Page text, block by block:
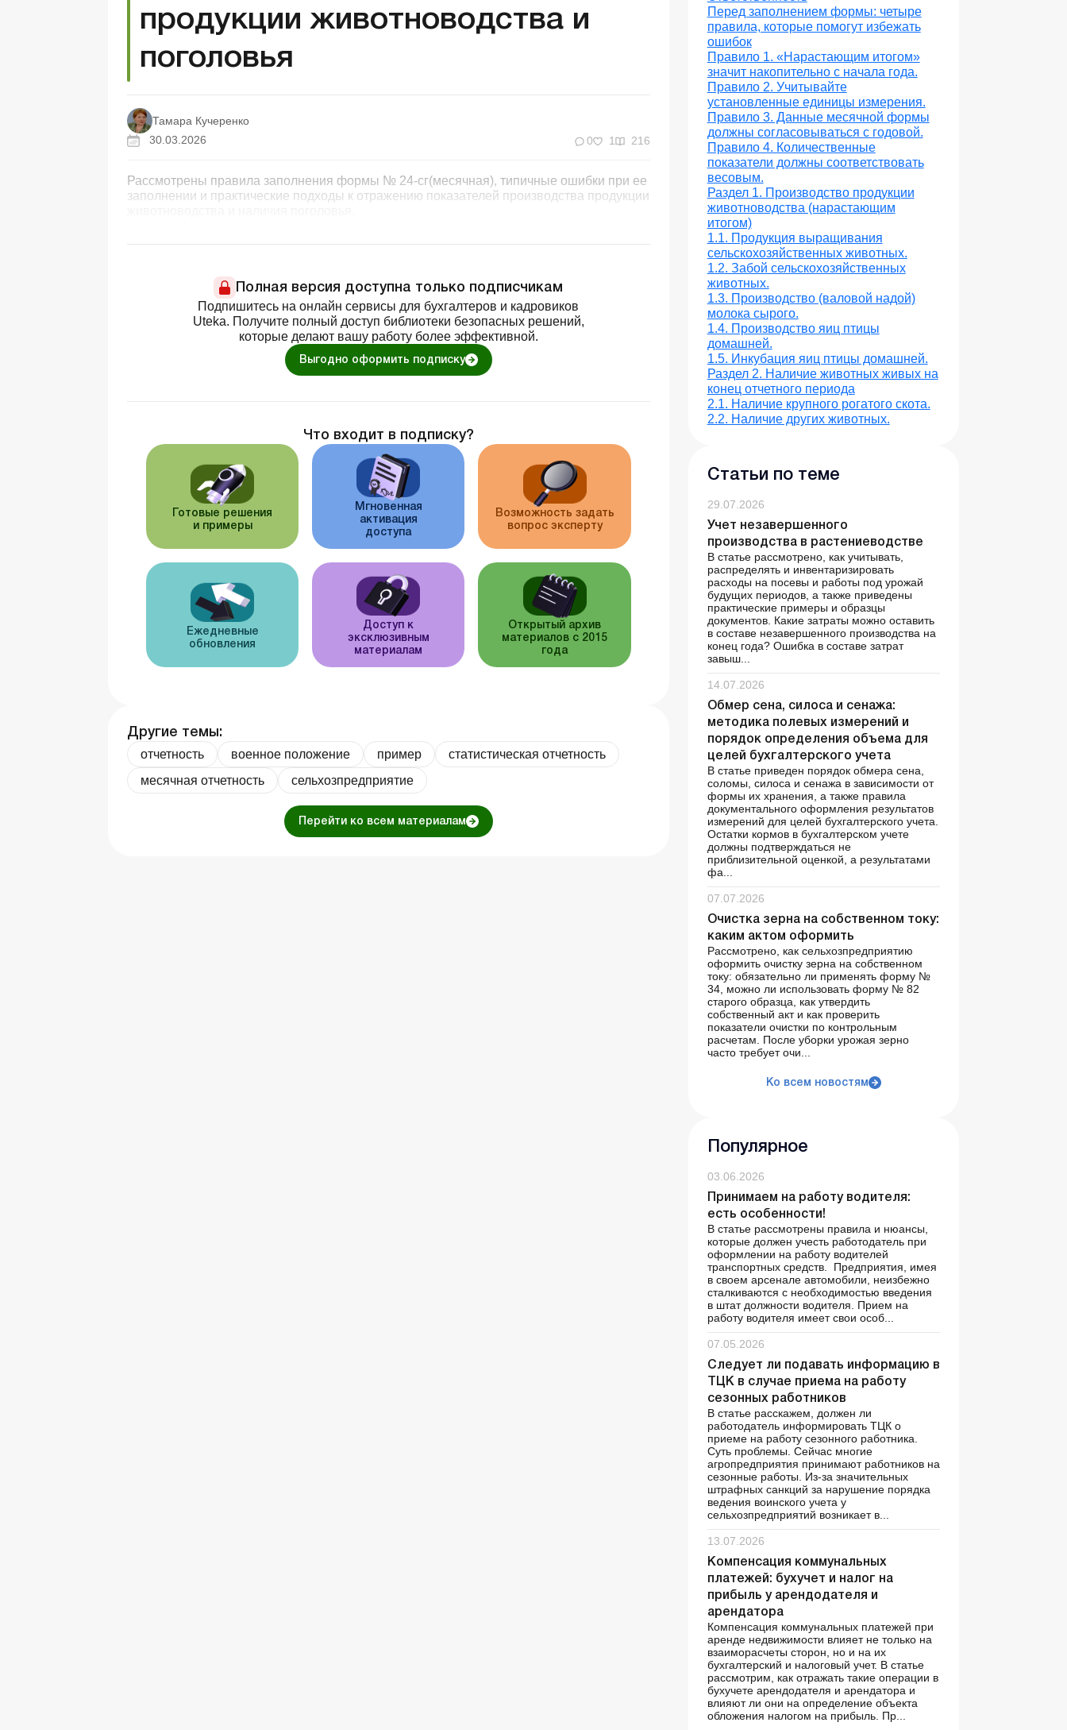
продукции животноводства и
поголовья
Тамара Кучеренко
30.03.2026
0 1 216
Рассмотрены правила заполнения формы № 24-сг(месячная), типичные ошибки при ее
заполнении и практические подходы к отражению показателей производства продукции
Полная версия доступна только подписчикам
Подпишитесь на онлайн сервисы для бухгалтеров и кадровиков
Uteka. Получите полный доступ библиотеки безопасных решений,
которые делают вашу работу более эффективной.
Выгодно оформить подписку
Что входит в подписку?
Готовые решения
и примеры
Мгновенная
активация
доступа
Возможность задать
вопрос эксперту
Ежедневные
обновления
Доступ к
эксклюзивным
материалам
Открытый архив
материалов с 2015
года
Другие темы:
отчетность военное положение пример
статистическая отчетность
месячная отчетность
сельхозпредприятие
Перейти ко всем материалам
Перед заполнением формы: четыре
правила, которые помогут избежать
ошибок
Правило 1. «Нарастающим итогом»
значит накопительно с начала года.
Правило 2. Учитывайте
установленные единицы измерения.
Правило 3. Данные месячной формы
должны согласовываться с годовой.
Правило 4. Количественные
показатели должны соответствовать
весовым.
Раздел 1. Производство продукции
животноводства (нарастающим
итогом)
1.1. Продукция выращивания
сельскохозяйственных животных.
1.2. Забой сельскохозяйственных
животных.
1.3. Производство (валовой надой)
молока сырого.
1.4. Производство яиц птицы
домашней.
1.5. Инкубация яиц птицы домашней.
Раздел 2. Наличие животных живых на
конец отчетного периода
2.1. Наличие крупного рогатого скота.
2.2. Наличие других животных.
Статьи по теме
29.07.2026
Учет незавершенного
производства в растениеводстве
В статье рассмотрено, как учитывать,
распределять и инвентаризировать
расходы на посевы и работы под урожай
будущих периодов, а также приведены
практические примеры и образцы
документов. Какие затраты можно оставить
в составе незавершенного производства на
конец года? Ошибка в составе затрат
завыш...
14.07.2026
Обмер сена, силоса и сенажа:
методика полевых измерений и
порядок определения объема для
целей бухгалтерского учета
В статье приведен порядок обмера сена,
соломы, силоса и сенажа в зависимости от
формы их хранения, а также правила
документального оформления результатов
измерений для целей бухгалтерского учета.
Остатки кормов в бухгалтерском учете
должны подтверждаться не
приблизительной оценкой, а результатами
фа...
07.07.2026
Очистка зерна на собственном току:
каким актом оформить
Рассмотрено, как сельхозпредприятию
оформить очистку зерна на собственном
току: обязательно ли применять форму №
34, можно ли использовать форму № 82
старого образца, как утвердить
собственный акт и как проверить
показатели очистки по контрольным
расчетам. После уборки урожая зерно
часто требует очи...
Ко всем новостям
Популярное
03.06.2026
Принимаем на работу водителя:
есть особенности!
В статье рассмотрены правила и нюансы,
которые должен учесть работодатель при
оформлении на работу водителей
транспортных средств. Предприятия, имея
в своем арсенале автомобили, неизбежно
сталкиваются с необходимостью введения
в штат должности водителя. Прием на
работу водителя имеет свои особ...
07.05.2026
Следует ли подавать информацию в
ТЦК в случае приема на работу
сезонных работников
В статье расскажем, должен ли
работодатель информировать ТЦК о
приеме на работу сезонного работника.
Суть проблемы. Сейчас многие
агропредприятия принимают работников на
сезонные работы. Из-за значительных
штрафных санкций за нарушение порядка
ведения воинского учета у
сельхозпредприятий возникает в...
13.07.2026
Компенсация коммунальных
платежей: бухучет и налог на
прибыль у арендодателя и
арендатора
Компенсация коммунальных платежей при
аренде недвижимости влияет не только на
взаиморасчеты сторон, но и на их
бухгалтерский и налоговый учет. В статье
рассмотрим, как отражать такие операции в
бухучете арендодателя и арендатора и
влияют ли они на определение объекта
обложения налогом на прибыль. Пр...